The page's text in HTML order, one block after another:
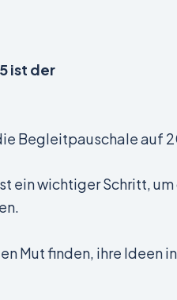
ist der
Begleitpauschale
ein wichtiger Schritt,
Mut finden, ihre Ideen